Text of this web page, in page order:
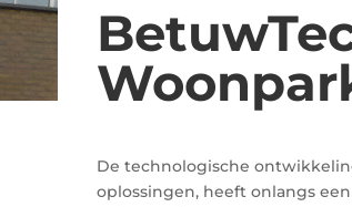
De technologische
oplossingen, heeft onlangs